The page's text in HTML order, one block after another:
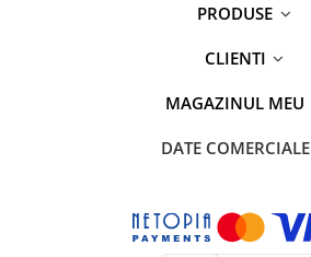
PRODUSE
CLIENTI
MAGAZINUL MEU
DATE COMERCIALE